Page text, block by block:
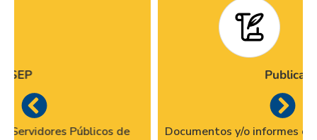
Documentos y/o informes con análisis que realiza el